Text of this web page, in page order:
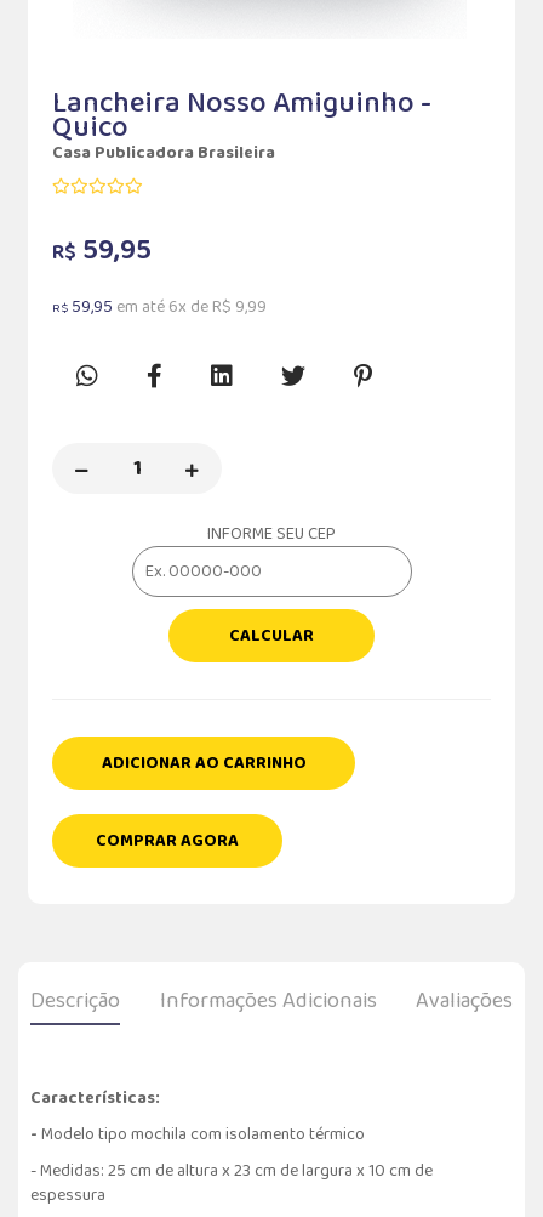
Lancheira Nosso Amiguinho -
Quico
Casa Publicadora Brasileira
R$ 59,95
R$ 59,95 em até 6x de R$ 9,99
INFORME SEU CEP
CALCULAR
ADICIONAR AO CARRINHO
COMPRAR AGORA
Descrição Informações Adicionais Avaliações
Características:
-Modelo tipo mochila com isolamento térmico
- Medidas: 25 cm de altura x 23 cm de largura x 10 cm de
espessura